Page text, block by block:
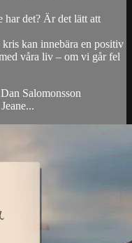
har det? Är det lätt att
kan innebära en positiv
våra liv – om vi går fel
Salomonsson